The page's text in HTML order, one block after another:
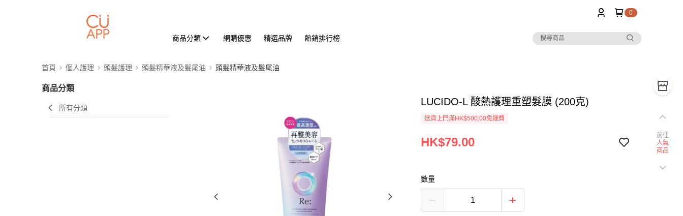
0
商品分類 網購優惠 精選品牌 熱銷排行榜
首頁 個人護理 頭髮護理 頭髮精華液及髮尾油 頭髮精華液及髮尾油
商品分類
所有分類
LUCIDO-L 酸熱護理重塑髮膜 (200克)
送貨上門滿HK$500.00免運費
HK$79.00
數量
前往
人氣
商品